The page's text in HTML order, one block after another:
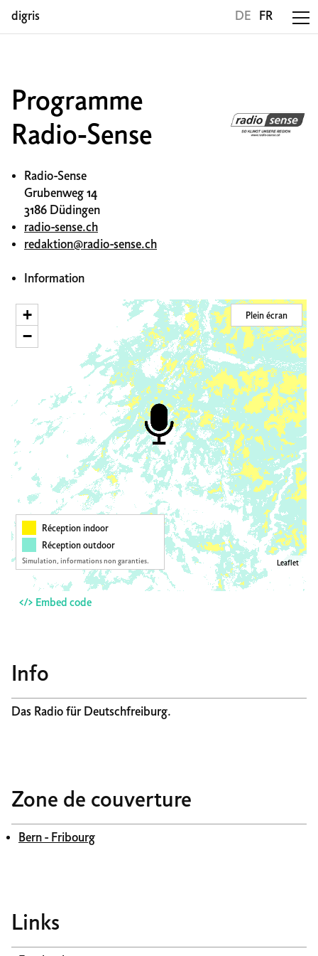
digris DE FR
Programme
Radio-Sense
Radio-Sense
Grubenweg 14
3186 Düdingen
radio-sense.ch
redaktion@radio-sense.ch
Information
+
−
Leaflet
Plein écran
Réception indoor
Réception outdoor
Simulation, informations non garanties.
</> Embed code
Info
Das Radio für Deutschfreiburg.
Zone de couverture
Bern - Fribourg
Links